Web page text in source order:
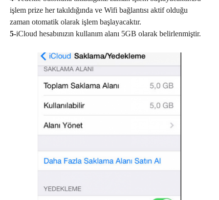
işlem prize her takıldığında ve Wifi bağlantısı aktif olduğu
zaman otomatik olarak işlem başlayacaktır.
5-iCloud hesabınızın kullanım alanı 5GB olarak belirlenmiştir.